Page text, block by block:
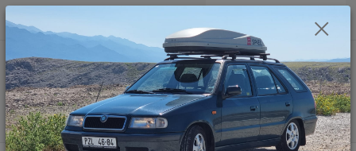
Menu
Hledat
Po - Pá 9:00 - 17:00
0,00 Kč